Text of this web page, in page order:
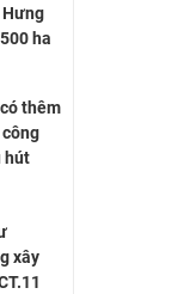
ha
thêm
hút
xây